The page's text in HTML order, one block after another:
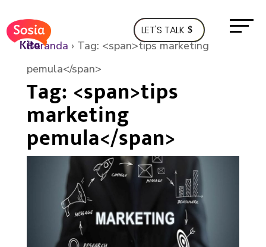
LET'S TALK
Beranda › Tag: <span>tips marketing
pemula</span>
Tag: <span>tips
marketing
pemula</span>